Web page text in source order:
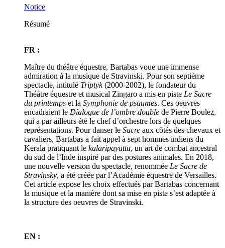
Notice
Résumé
FR :
Maître du théâtre équestre, Bartabas voue une immense
admiration à la musique de Stravinski. Pour son septième
spectacle, intitulé Triptyk(2000-2002), le fondateur du
Théâtre équestre et musical Zingaro a mis en piste Le Sacre
du printemps et la Symphonie de psaumes. Ces oeuvres
encadraient le Dialogue de l’ombre double de Pierre Boulez,
qui a par ailleurs été le chef d’orchestre lors de quelques
représentations. Pour danser le Sacre aux côtés des chevaux et
cavaliers, Bartabas a fait appel à sept hommes indiens du
Kerala pratiquant le kalaripayattu, un art de combat ancestral
du sud de l’Inde inspiré par des postures animales. En 2018,
une nouvelle version du spectacle, renommée Le Sacre de
Stravinsky, a été créée par l’Académie équestre de Versailles.
Cet article expose les choix effectués par Bartabas concernant
la musique et la manière dont sa mise en piste s’est adaptée à
la structure des oeuvres de Stravinski.
EN :